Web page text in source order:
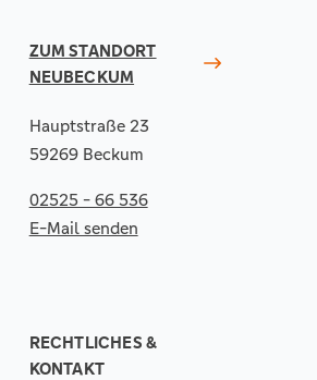
ZUM STANDORT
NEUBECKUM
Hauptstraße 23
59269 Beckum
02525 - 66 536
E-Mail senden
RECHTLICHES &
KONTAKT